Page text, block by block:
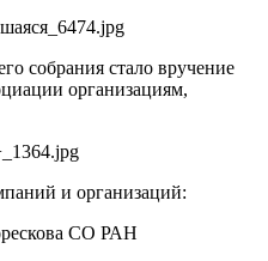
собрания стало вручение
организациям,
и организаций:
СО РАН